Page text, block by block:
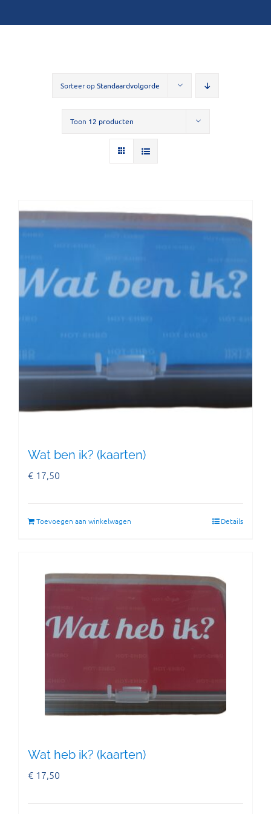
Sorteer opStandaardvolgorde
Toon 12 producten
Wat ben ik? (kaarten)
€ 17,50
Toevoegen aan winkelwagen Details
Wat heb ik? (kaarten)
€ 17,50